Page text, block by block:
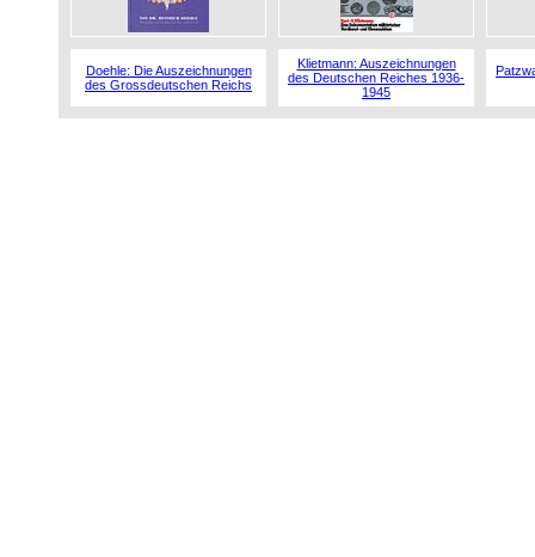
Doehle: Die Auszeichnungen
des Grossdeutschen Reichs
Klietmann: Auszeichnungen
des Deutschen Reiches 1936-
1945